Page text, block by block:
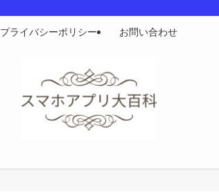
プライバシーポリシー お問い合わせ